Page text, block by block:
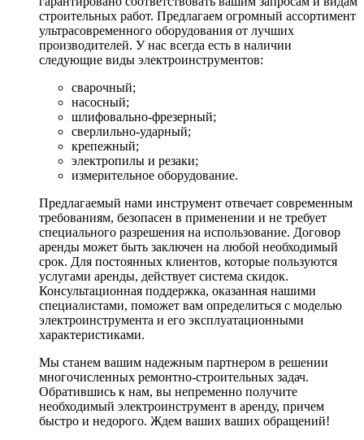
строительных работ. Предлагаем огромный ассортимент
ультрасовременного оборудования от лучших
производителей. У нас всегда есть в наличии
следующие виды электроинструментов:
сварочный;
насосный;
шлифовально-фрезерный;
сверлильно-ударный;
крепежный;
электропилы и резаки;
измерительное оборудование.
Предлагаемый нами инструмент отвечает современным
требованиям, безопасен в применении и не требует
специального разрешения на использование. Договор
аренды может быть заключен на любой необходимый
срок. Для постоянных клиентов, которые пользуются
услугами аренды, действует система скидок.
Консультационная поддержка, оказанная нашими
специалистами, поможет вам определиться с моделью
электроинструмента и его эксплуатационными
характеристиками.
Мы станем вашим надежным партнером в решении
многочисленных ремонтно-строительных задач.
Обратившись к нам, вы непременно получите
необходимый электроинструмент в аренду, причем
быстро и недорого. Ждем ваших ваших обращений!